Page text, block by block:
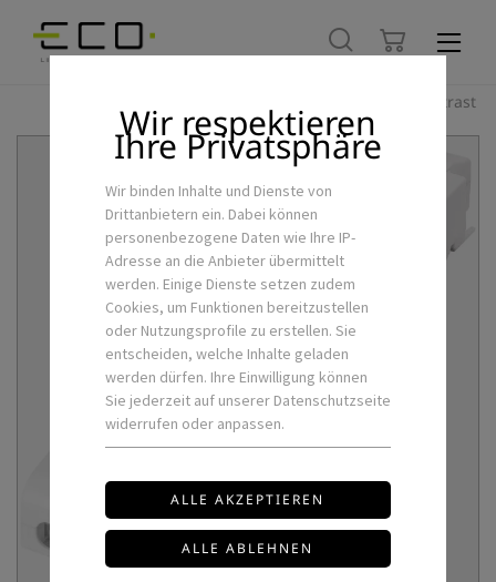
Hoher Kontrast
Wir respektieren
Ihre Privatsphäre
Wir binden Inhalte und Dienste von
Drittanbietern ein. Dabei können
personenbezogene Daten wie Ihre IP-
Adresse an die Anbieter übermittelt
werden. Einige Dienste setzen zudem
Cookies, um Funktionen bereitzustellen
oder Nutzungsprofile zu erstellen. Sie
entscheiden, welche Inhalte geladen
werden dürfen. Ihre Einwilligung können
Sie jederzeit auf unserer Datenschutzseite
widerrufen oder anpassen.